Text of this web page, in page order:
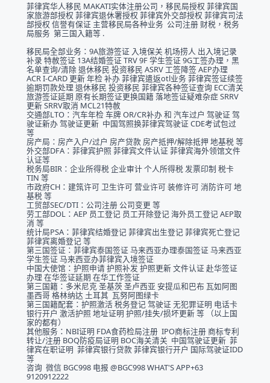
菲律宾华人移民 MAKATI实体注册公司，移民局授权 菲律宾国
家旅游部授权 菲律宾退休署授权 菲律宾外交部授权 菲律宾司法
部授权 信誉有保证 主营移民局各种业务  公司注册 财税，税务
局服务  第三国入籍等 .
移民局全部业务：9A旅游签证 入境保关 机场捞人 出入境记录
补录 特赦签证 13A结婚签证 TRV 9F 学生签证 9G工签办理，黑
名单查询/清除 退休移民 投资移民 ASRV 工签降签 AEP办理
ACR I-CARD 更新 年检 补办 菲律宾遣返otl业务 菲律宾签证续签
逾期罚款处理 退休移民 投资移民 菲律宾各种签证查询 ECC清关
旅游签证延期 原有长期签证更换国籍 落地签证疑难杂症 SRRV
更新 SRRV取消 MCL21特赦
交通部LTO：汽车年检 车牌 OR/CR补办 和 汽车过户 驾驶证 驾
驶证新办 驾驶证更新  中国驾照换菲律宾驾驶证 CDE考试包过
等
房产局：房产入户/过户 房产贷款 房产抵押/解除抵押 地基税 等
外交部DFA：菲律宾护照 菲律宾文件认证 菲律宾海外领馆文件
认证等
税务局BIR：企业所得税 企业审计 个人所得税 发票印制 税卡
TIN 等
市政府CH：建筑许可 卫生许可 营业许可 装修许可 消防许可 地
基税 等
工贸部SEC/DTI：公司注册 公司变更 等
劳工部DOL：AEP 员工登记 员工开除登记 海外员工登记 AEP取
消 等
统计局PSA：菲律宾结婚登记 菲律宾出生登记 菲律宾死亡登记
菲律宾离婚登记 等
第三国签证：菲律宾泰国签证 马来西亚办理泰国签证 马来西亚
学生签证 马来西亚办菲律宾入境签证
中国大使馆：护照申请 护照补发 护照更新 文件认证 赴华签证
办理 在华签证延期 在华工作签证
第三国籍：多米尼克 圣基茨 圣卢西亚 安提瓜和巴布 瓦如阿图
墨西哥 格林纳达 土耳其  瓦努阿图绿卡
第三国籍配套：护照激活 税务登记 驾驶证 无犯罪证明 电话卡
银行开户 激活护照 地址证明 护照/挂失/损坏更新 等 （以上国
家的都有）
其他服务：NBI证明 FDA食药检局注册  IPO商标注册 商标专利
转让/注册 BOQ防疫局证明 BOC海关清关  中国驾驶证更新  菲
律宾在职证明  菲律宾银行贷款 菲律宾银行开户 国际驾驶证IDD
等
咨询  微信 BGC998 电报 @BGC998 WHAT'S APP+63
9120912222